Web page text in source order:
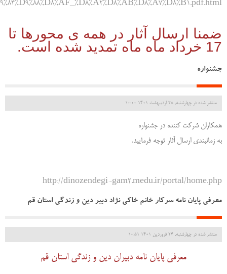
%D8%B1.pdf.html
ضمنا ارسال آثار در همه ی محورها تا
17 خرداد ماه ماه تمدید شده است.
جشنواره
منتشر شده در چهارشنبه, 28 ارديبهشت 1401 10:00
همکاران شرکت کننده در جشنواره
به زمانبندی ارسال آثار توجه فرمایید.
http://dinozendegi-gam2.medu.ir/portal/home.php
معرفی پایان نامه سرکار خانم خاکی نژاد دبیر دین و زندگی استان قم
منتشر شده در چهارشنبه, 24 فروردين 1401 10:51
معرفی پایان نامه دبیران دین و زندگی استان قم